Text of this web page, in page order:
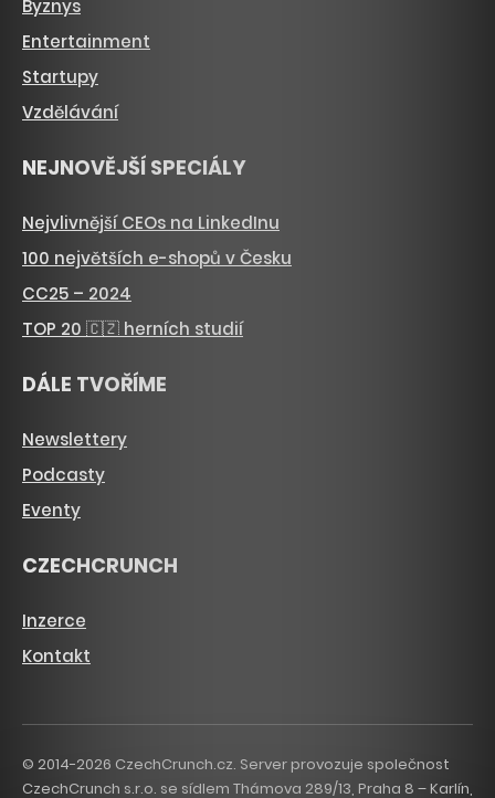
Byznys
Entertainment
Startupy
Vzdělávání
NEJNOVĚJŠÍ SPECIÁLY
Nejvlivnější CEOs na LinkedInu
100 největších e-shopů v Česku
CC25 – 2024
TOP 20 🇨🇿 herních studií
DÁLE TVOŘÍME
Newslettery
Podcasty
Eventy
CZECHCRUNCH
Inzerce
Kontakt
© 2014-2026 CzechCrunch.cz. Server provozuje společnost
CzechCrunch s.r.o. se sídlem Thámova 289/13, Praha 8 – Karlín,